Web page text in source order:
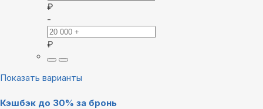
₽
-
₽
Показать варианты
Кэшбэк до 30% за бронь